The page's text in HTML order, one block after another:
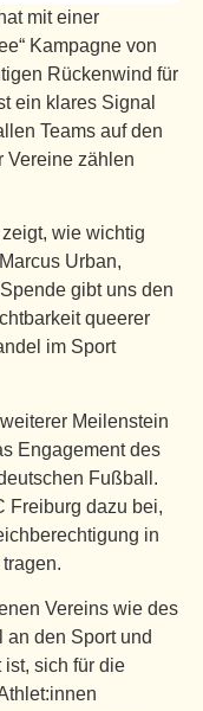
mit einer
Kampagne von
Rückenwind für
ein klares Signal
Teams auf den
Vereine zählen
wie wichtig
Urban,
gibt uns den
queerer
im Sport
Meilenstein
Engagement des
Fußball.
Freiburg dazu bei,
in
Vereins wie des
den Sport und
sich für die